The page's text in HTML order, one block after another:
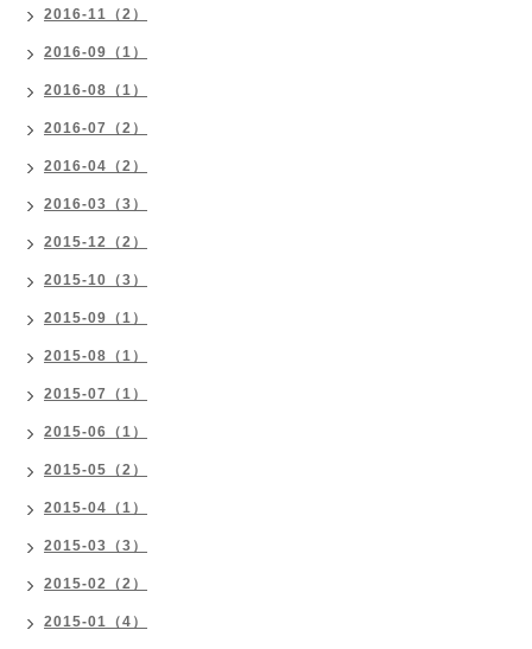
2016-11（2）
2016-09（1）
2016-08（1）
2016-07（2）
2016-04（2）
2016-03（3）
2015-12（2）
2015-10（3）
2015-09（1）
2015-08（1）
2015-07（1）
2015-06（1）
2015-05（2）
2015-04（1）
2015-03（3）
2015-02（2）
2015-01（4）